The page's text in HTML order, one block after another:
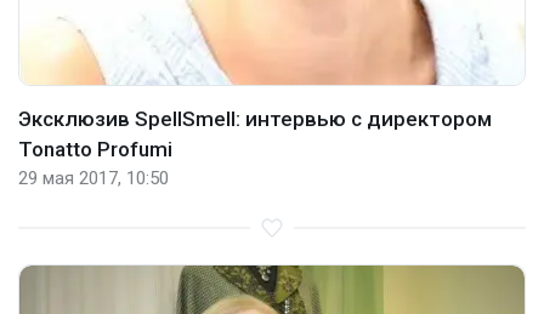
Эксклюзив SpellSmell: интервью с директором
Tonatto Profumi
29 мая 2017, 10:50